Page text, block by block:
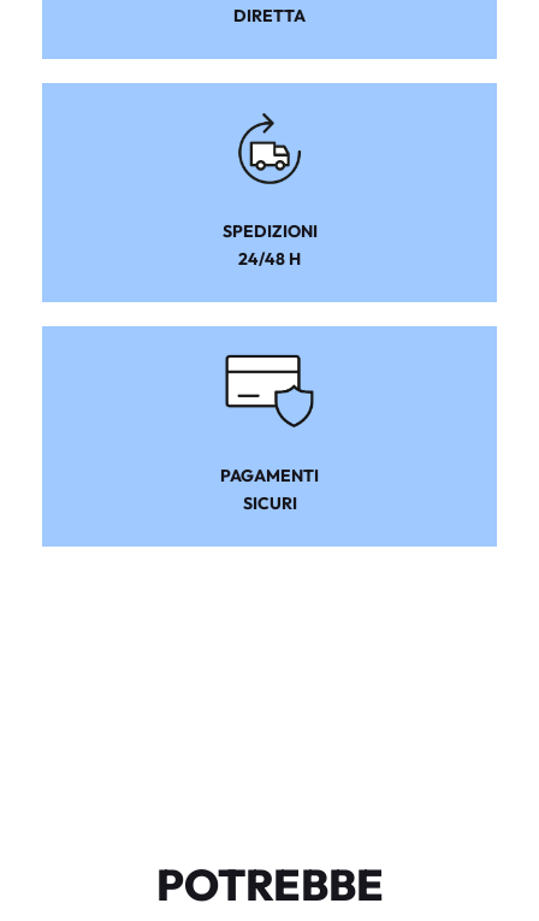
DIRETTA
SPEDIZIONI
24/48 H
PAGAMENTI
SICURI
POTREBBE